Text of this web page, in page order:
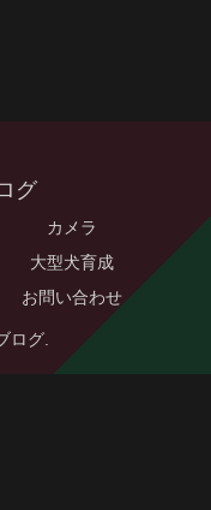
グ
カメラ
大型犬育成
お問い合わせ
ログ.